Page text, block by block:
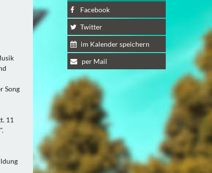
Song
11
Facebook
Twitter
im Kalender speichern
per Mail